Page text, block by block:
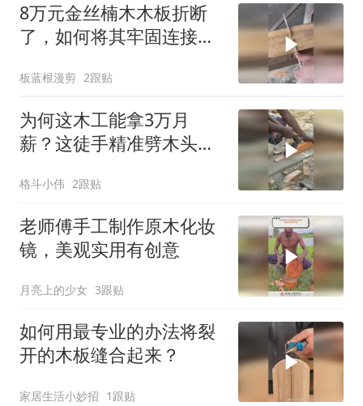
8万元金丝楠木木板折断
了，如何将其牢固连接起
板蓝根漫剪 2跟贴
为何这木工能拿3万月
薪？这徒手精准劈木头神
格斗小伟 2跟贴
老师傅手工制作原木化妆
镜，美观实用有创意
月亮上的少女 3跟贴
如何用最专业的办法将裂
开的木板缝合起来？
家居生活小妙招 1跟贴